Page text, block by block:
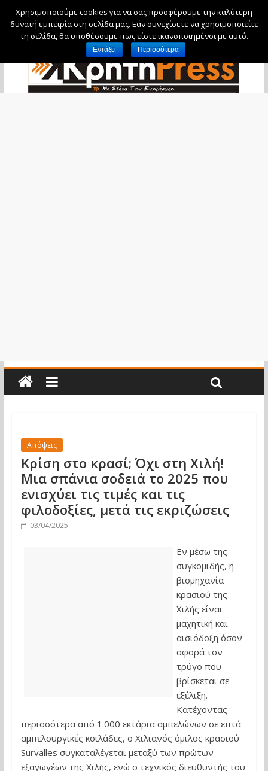
Παρασκευή, 7 Αυγούστου, 2026
Απόψεις
Κρίση στο κρασί; Όχι στη Χιλή!
Μια σπάνια σοδειά το 2025 που
ενισχύει τις τιμές και τις
φιλοδοξίες, μετά τις εκριζώσεις
03/04/2025
Εν μέσω της
συγκομιδής, η
βιομηχανία
κρασιού της
Χιλής είναι
μαχητική και
αισιόδοξη όσον
αφορά τον
τρύγο που
βρίσκεται σε
εξέλιξη.
Κατέχοντας
περισσότερα από 1.000 εκτάρια αμπελώνων σε επτά
αμπελουργικές κοιλάδες, ο Χιλιανός όμιλος κρασιού
Survalles συγκαταλέγεται μεταξύ των πρώτων
εξαγωγέων της Χιλής, ενώ ο τεχνικός διευθυντής του
Χρησιμοποιούμε cookies για να σας προσφέρουμε την καλύτερη
δυνατή εμπειρία στη σελίδα μας. Εάν συνεχίσετε να χρησιμοποιείτε
τη σελίδα, θα υποθέσουμε πως είστε ικανοποιημένοι με αυτό.
Εντάξει Περισσότερα